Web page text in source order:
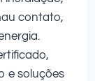
contato,
e soluções